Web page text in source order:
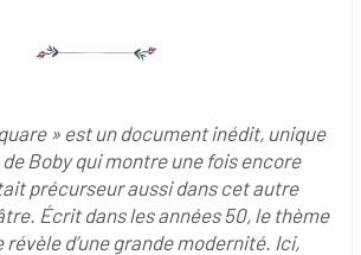
» est un document inédit, unique
de Boby qui montre une fois encore
précurseur aussi dans cet autre
Écrit dans les années 50, le thème
révèle d’une grande modernité. Ici,